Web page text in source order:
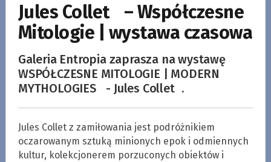
Jules Collet – Współczesne
Mitologie | wystawa czasowa
Galeria Entropia zaprasza na wystawę
WSPÓŁCZESNE MITOLOGIE | MODERN
MYTHOLOGIES - Jules Collet .
Jules Collet z zamiłowania jest podróżnikiem
oczarowanym sztuką minionych epok i odmiennych
kultur, kolekcjonerem porzuconych obiektów i